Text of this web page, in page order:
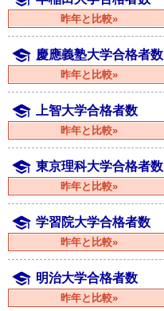
昨年と比較»
慶應義塾大学合格者数
昨年と比較»
上智大学合格者数
昨年と比較»
東京理科大学合格者数
昨年と比較»
学習院大学合格者数
昨年と比較»
明治大学合格者数
昨年と比較»